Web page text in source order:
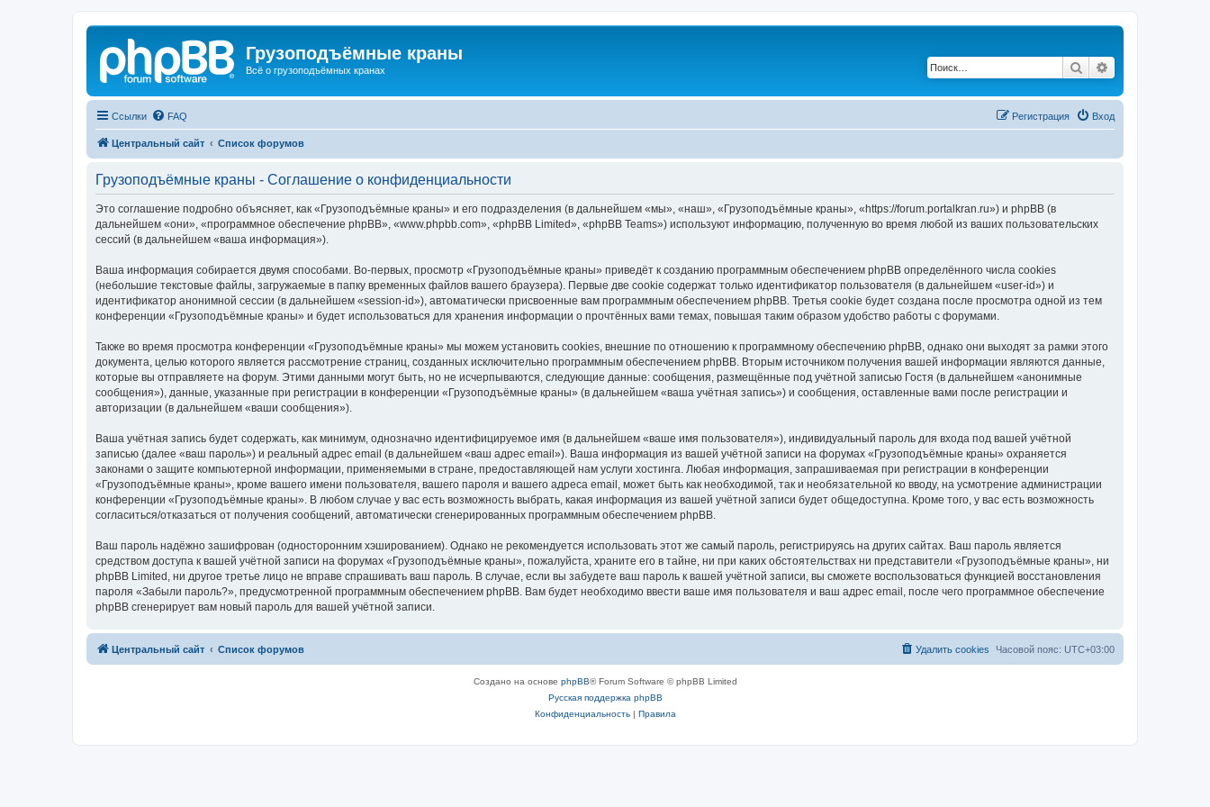
Грузоподъёмные краны
Всё о грузоподъёмных кранах Поиск
Ссылки FAQ Вход
Регистрация
Центральный сайт Список форумов
Грузоподъёмные краны - Соглашение о конфиденциальности
Это соглашение подробно объясняет, как «Грузоподъёмные краны» и его подразделения (в дальнейшем «мы», «наш», «Грузоподъёмные краны», «https://forum.portalkran.ru») и phpBB (в
дальнейшем «они», «программное обеспечение phpBB», «www.phpbb.com», «phpBB Limited», «phpBB Teams») используют информацию, полученную во время любой из ваших пользовательских
сессий (в дальнейшем «ваша информация»).
Ваша информация собирается двумя способами. Во-первых, просмотр «Грузоподъёмные краны» приведёт к созданию программным обеспечением phpBB определённого числа cookies
(небольшие текстовые файлы, загружаемые в папку временных файлов вашего браузера). Первые две cookie содержат только идентификатор пользователя (в дальнейшем «user-id») и
идентификатор анонимной сессии (в дальнейшем «session-id»), автоматически присвоенные вам программным обеспечением phpBB. Третья cookie будет создана после просмотра одной из тем
конференции «Грузоподъёмные краны» и будет использоваться для хранения информации о прочтённых вами темах, повышая таким образом удобство работы с форумами.
Также во время просмотра конференции «Грузоподъёмные краны» мы можем установить cookies, внешние по отношению к программному обеспечению phpBB, однако они выходят за рамки этого
документа, целью которого является рассмотрение страниц, созданных исключительно программным обеспечением phpBB. Вторым источником получения вашей информации являются данные,
которые вы отправляете на форум. Этими данными могут быть, но не исчерпываются, следующие данные: сообщения, размещённые под учётной записью Гостя (в дальнейшем «анонимные
сообщения»), данные, указанные при регистрации в конференции «Грузоподъёмные краны» (в дальнейшем «ваша учётная запись») и сообщения, оставленные вами после регистрации и
авторизации (в дальнейшем «ваши сообщения»).
Ваша учётная запись будет содержать, как минимум, однозначно идентифицируемое имя (в дальнейшем «ваше имя пользователя»), индивидуальный пароль для входа под вашей учётной
записью (далее «ваш пароль») и реальный адрес email (в дальнейшем «ваш адрес email»). Ваша информация из вашей учётной записи на форумах «Грузоподъёмные краны» охраняется
законами о защите компьютерной информации, применяемыми в стране, предоставляющей нам услуги хостинга. Любая информация, запрашиваемая при регистрации в конференции
«Грузоподъёмные краны», кроме вашего имени пользователя, вашего пароля и вашего адреса email, может быть как необходимой, так и необязательной ко вводу, на усмотрение администрации
конференции «Грузоподъёмные краны». В любом случае у вас есть возможность выбрать, какая информация из вашей учётной записи будет общедоступна. Кроме того, у вас есть возможность
согласиться/отказаться от получения сообщений, автоматически сгенерированных программным обеспечением phpBB.
Ваш пароль надёжно зашифрован (односторонним хэшированием). Однако не рекомендуется использовать этот же самый пароль, регистрируясь на других сайтах. Ваш пароль является
средством доступа к вашей учётной записи на форумах «Грузоподъёмные краны», пожалуйста, храните его в тайне, ни при каких обстоятельствах ни представители «Грузоподъёмные краны», ни
phpBB Limited, ни другое третье лицо не вправе спрашивать ваш пароль. В случае, если вы забудете ваш пароль к вашей учётной записи, вы сможете воспользоваться функцией восстановления
пароля «Забыли пароль?», предусмотренной программным обеспечением phpBB. Вам будет необходимо ввести ваше имя пользователя и ваш адрес email, после чего программное обеспечение
phpBB сгенерирует вам новый пароль для вашей учётной записи.
Центральный сайт Список форумов Часовой пояс: UTC+03:00
Удалить cookies
Создано на основе phpBB® Forum Software © phpBB Limited
Русская поддержка phpBB
Конфиденциальность| Правила